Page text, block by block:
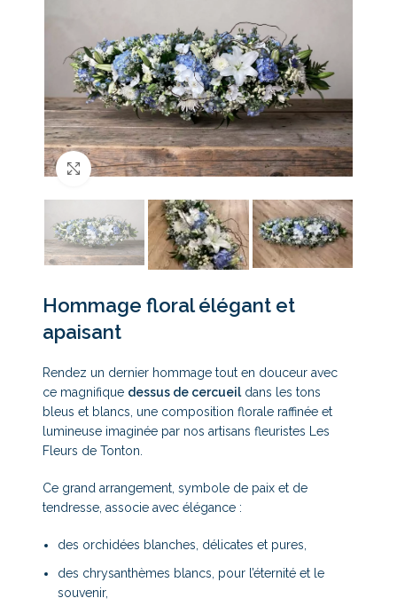
Click to enlarge
Hommage floral élégant et
apaisant
Rendez un dernier hommage tout en douceur avec
ce magnifique dessus de cercueildans les tons
bleus et blancs, une composition florale raffinée et
lumineuse imaginée par nos artisans fleuristes Les
Fleurs de Tonton.
Ce grand arrangement, symbole de paix et de
tendresse, associe avec élégance :
des orchidées blanches, délicates et pures,
des chrysanthèmes blancs, pour l’éternité et le
souvenir,